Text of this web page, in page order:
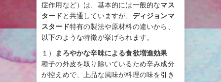
症作用など）は、基本的には一般的なマス
タード と共通していますが、 ディジョンマ
スタード特有の製法や原材料の違いから、
以下のような特徴が挙げられます。
１） まろやかな辛味による食欲増進効果
種子の外皮を取り除いているため辛み成分
が控えめで、上品な風味が料理の味を引き